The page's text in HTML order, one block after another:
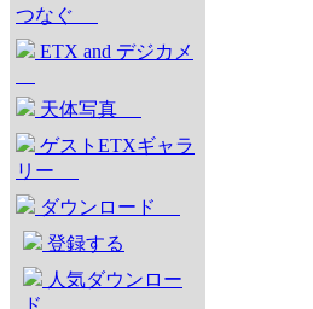
つなぐ
ETX and デジカメ
天体写真
ゲストETXギャラ
リー
ダウンロード
登録する
人気ダウンロー
ド